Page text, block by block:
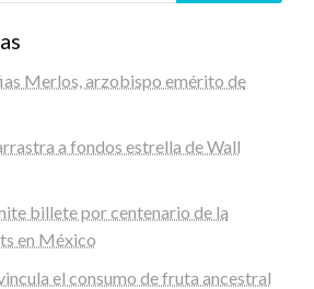
Merlos, arzobispo emérito de
a fondos estrella de Wall
billete por centenario de la
en México
el consumo de fruta ancestral